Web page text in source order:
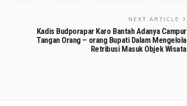
NEXT ARTICLE
Kadis Budporapar Karo Bantah Adanya Campur
Tangan Orang – orang Bupati Dalam Mengelola
Retribusi Masuk Objek Wisata